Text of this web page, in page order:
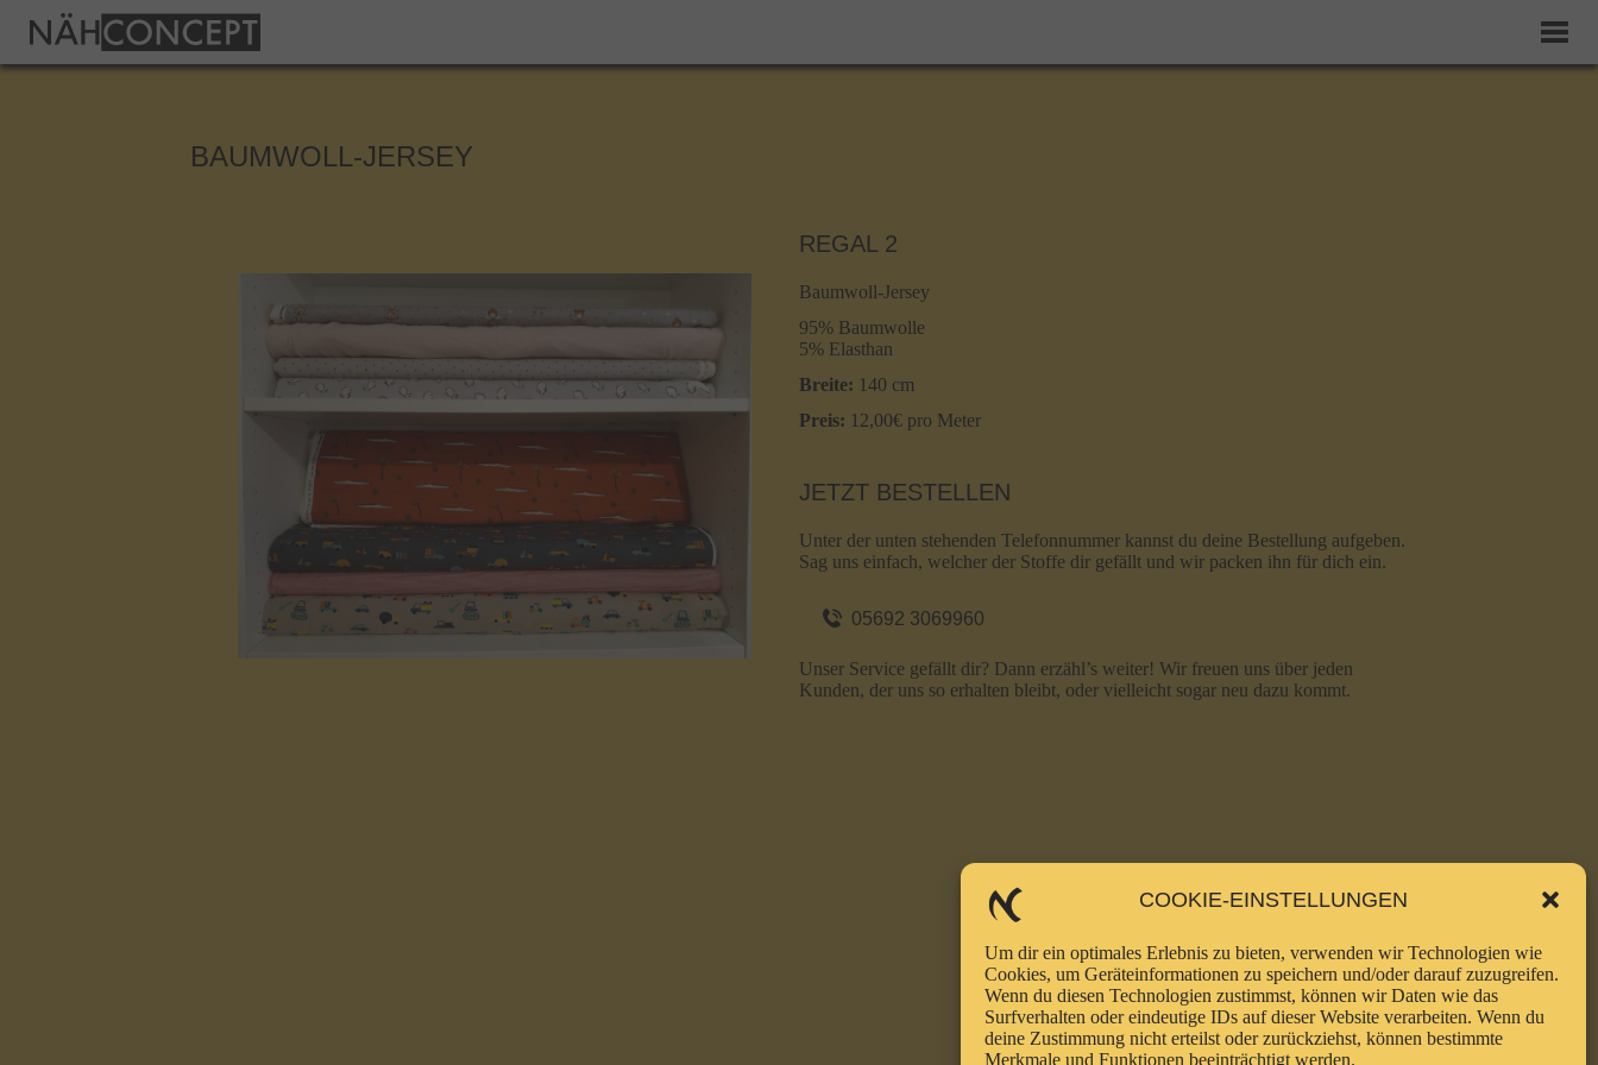
COOKIE-EINSTELLUNGEN
Um dir ein optimales Erlebnis zu bieten, verwenden wir Technologien wie
Cookies, um Geräteinformationen zu speichern und/oder darauf zuzugreifen.
Wenn du diesen Technologien zustimmst, können wir Daten wie das
Surfverhalten oder eindeutige IDs auf dieser Website verarbeiten. Wenn du
deine Zustimmung nicht erteilst oder zurückziehst, können bestimmte
Merkmale und Funktionen beeinträchtigt werden.
BAUMWOLL-JERSEY
REGAL 2
Baumwoll-Jersey
95% Baumwolle
5% Elasthan
Breite: 140 cm
Preis: 12,00€ pro Meter
JETZT BESTELLEN
Unter der unten stehenden Telefonnummer kannst du deine Bestellung aufgeben.
Sag uns einfach, welcher der Stoffe dir gefällt und wir packen ihn für dich ein.
05692 3069960
Unser Service gefällt dir? Dann erzähl’s weiter! Wir freuen uns über jeden
Kunden, der uns so erhalten bleibt, oder vielleicht sogar neu dazu kommt.